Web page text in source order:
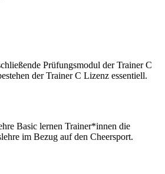
Prüfungsmodul der Trainer C
der Trainer C Lizenz essentiell.
Basic lernen Trainer*innen die
im Bezug auf den Cheersport.